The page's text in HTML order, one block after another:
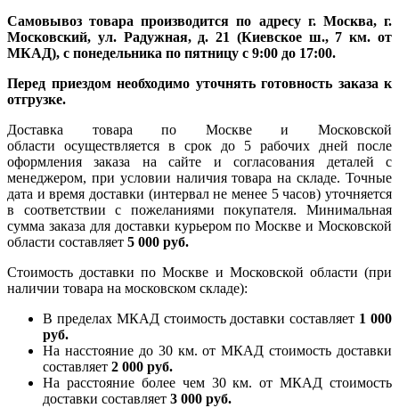
Самовывоз товара производится по адресу г. Москва, г.
Московский, ул. Радужная, д. 21 (Киевское ш., 7 км. от
МКАД), с понедельника по пятницу с 9:00 до 17:00.
Перед приездом необходимо уточнять готовность заказа к
отгрузке.
Доставка товара по Москве и Московской
области осуществляется в срок до 5 рабочих дней после
оформления заказа на сайте и согласования деталей с
менеджером, при условии наличия товара на складе. Точные
дата и время доставки (интервал не менее 5 часов) уточняется
в соответствии с пожеланиями покупателя. Минимальная
сумма заказа для доставки курьером по Москве и Московской
области составляет 5 000 руб.
Стоимость доставки по Москве и Московской области (при
наличии товара на московском складе):
В пределах МКАД стоимость доставки составляет 1 000
руб.
На насcтояние до 30 км. от МКАД стоимость доставки
составляет 2 000 руб.
На расстояние более чем 30 км. от МКАД стоимость
доставки составляет 3 000 руб.